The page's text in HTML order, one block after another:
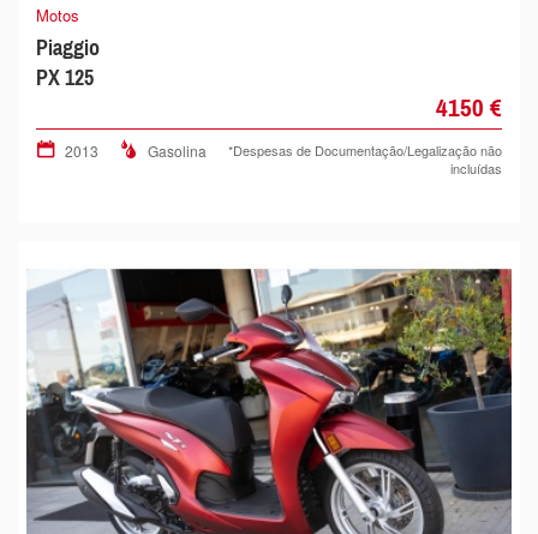
Motos
Piaggio
PX 125
4150 €
2013 Gasolina
*Despesas de Documentação/Legalização não
incluídas